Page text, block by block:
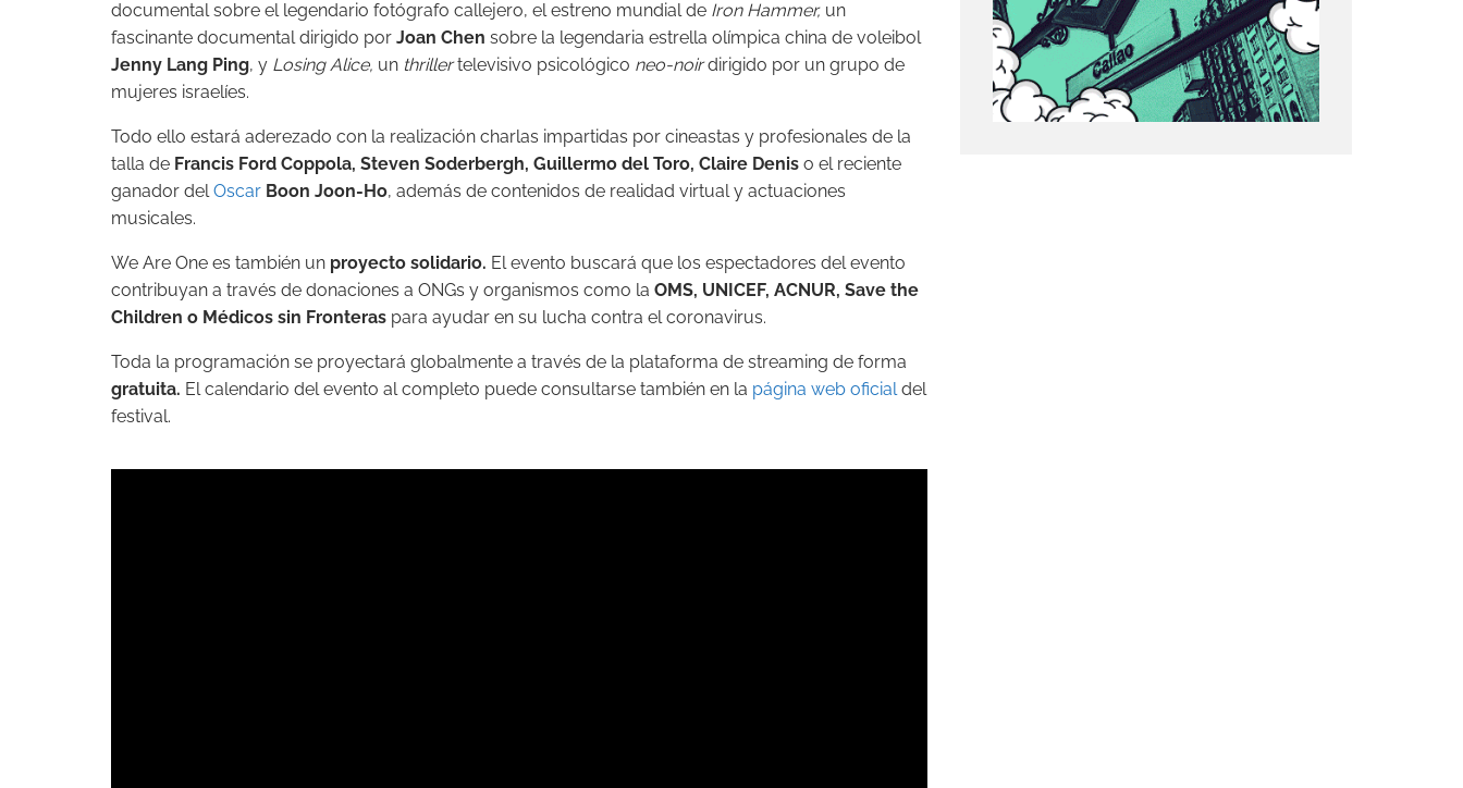
documental sobre el legendario fotógrafo callejero, el estreno mundial de Iron Hammer, un
fascinante documental dirigido por Joan Chen sobre la legendaria estrella olímpica china de voleibol
Jenny Lang Ping, y Losing Alice, un thrillertelevisivo psicológico neo-noirdirigido por un grupo de
mujeres israelíes.
Todo ello estará aderezado con la realización charlas impartidas por cineastas y profesionales de la
talla de Francis Ford Coppola, Steven Soderbergh, Guillermo del Toro, Claire Denis o el reciente
ganador delOscar Boon Joon-Ho, además de contenidos de realidad virtual y actuaciones
musicales.
We Are One es también un proyecto solidario. El evento buscará que los espectadores del evento
contribuyan a través de donaciones a ONGs y organismos como la OMS, UNICEF, ACNUR, Save the
Children o Médicos sin Fronteras para ayudar en su lucha contra el coronavirus.
Toda la programación se proyectará globalmente a través de la plataforma de streaming de forma
gratuita. El calendario del evento al completo puede consultarse también en la página web oficialdel
festival.